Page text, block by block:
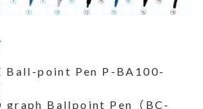
Ball-point Pen P-BA100-
graph Ballpoint Pen（BC-